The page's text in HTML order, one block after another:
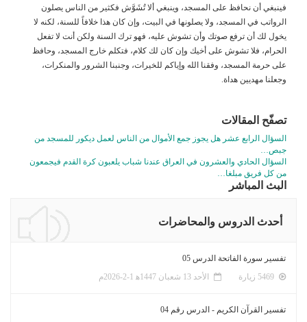
فينبغي أن نحافظ على المسجد، وينبغي ألا تُشَوَّش فكثير من الناس يصلون
الرواتب في المسجد، ولا يصلونها في البيت، وإن كان هذا خلافاً للسنة، لكنه لا
يخول لك أن ترفع صوتك وأن تشوش عليه، فهو ترك السنة ولكن أنت لا تفعل
الحرام، فلا تشوش على أخيك وإن كان لك كلام، فتكلم خارج المسجد، وحافظ
على حرمة المسجد، وفقنا الله وإياكم للخيرات، وجنبنا الشرور والمنكرات،
وجعلنا مهديين هداة.
تصفّح المقالات
السؤال الرابع عشر هل يجوز جمع الأموال من الناس لعمل ديكور للمسجد من
جبص…
السؤال الحادي والعشرون في العراق عندنا شباب يلعبون كرة القدم فيجمعون
من كل فريق مبلغا…
البث المباشر
أحدث الدروس والمحاضرات
تفسير سورة الفاتحة الدرس 05
الأحد 13 شعبان 1447ﻫ 1-2-2026م
تفسير القرآن الكريم - الدرس رقم 04